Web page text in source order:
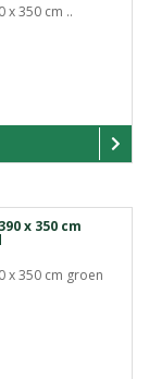
x 350 cm ..
x 350 cm
x 350 cm groen